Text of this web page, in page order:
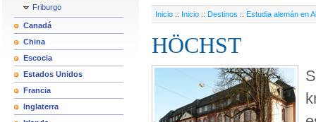
Friburgo
Canadá
China
Escocia
Estados Unidos
Francia
Inglaterra
Inicio :: Inicio :: Destinos :: Estudia alemán en
HÖCHST